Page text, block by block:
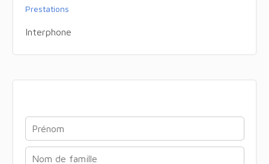
Prestations
Interphone